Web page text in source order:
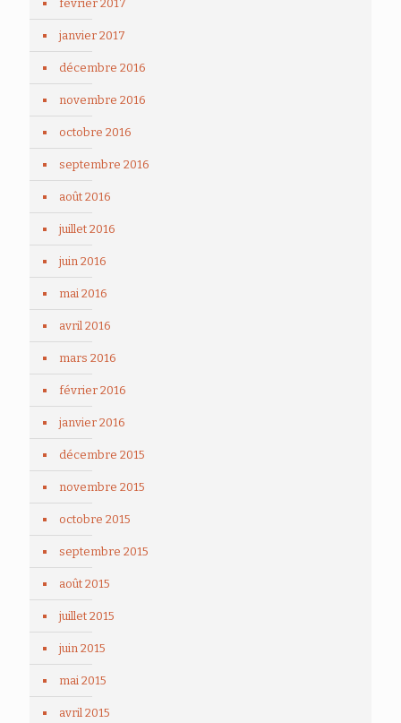
février 2017
janvier 2017
décembre 2016
novembre 2016
octobre 2016
septembre 2016
août 2016
juillet 2016
juin 2016
mai 2016
avril 2016
mars 2016
février 2016
janvier 2016
décembre 2015
novembre 2015
octobre 2015
septembre 2015
août 2015
juillet 2015
juin 2015
mai 2015
avril 2015